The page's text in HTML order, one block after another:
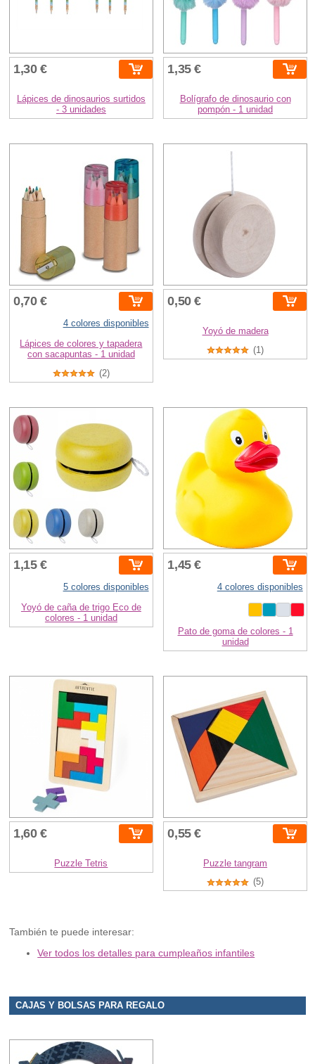
1,30 €
Lápices de dinosaurios surtidos
- 3 unidades
1,35 €
Bolígrafo de dinosaurio con
pompón - 1 unidad
0,70 €
4 colores disponibles
Lápices de colores y tapadera
con sacapuntas - 1 unidad
(2)
0,50 €
Yoyó de madera
(1)
1,15 €
5 colores disponibles
Yoyó de caña de trigo Eco de
colores - 1 unidad
1,45 €
4 colores disponibles
Pato de goma de colores - 1
unidad
1,60 €
Puzzle Tetris
0,55 €
Puzzle tangram
(5)
También te puede interesar:
Ver todos los detalles para cumpleaños infantiles
CAJAS Y BOLSAS PARA REGALO